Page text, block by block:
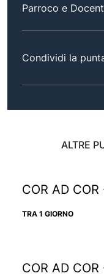
Parroco e
Condividi la
ALTRE
COR AD
TRA 1 GIORNO
COR AD